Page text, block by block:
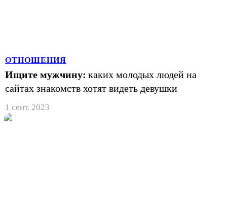
ОТНОШЕНИЯ
Ищите мужчину: каких молодых людей на
сайтах знакомств хотят видеть девушки
1 сент. 2023